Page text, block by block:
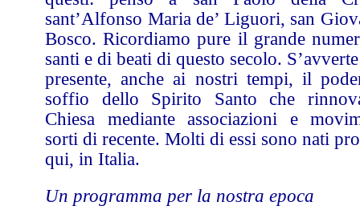
sant’Alfonso Maria de’ Liguori, san
Bosco. Ricordiamo pure il grande
santi e di beati di questo secolo.
presente, anche ai nostri tempi, il
soffio dello Spirito Santo che
Chiesa mediante associazioni e
sorti di recente. Molti di essi sono nati
qui, in Italia.
Un programma per la nostra epoca